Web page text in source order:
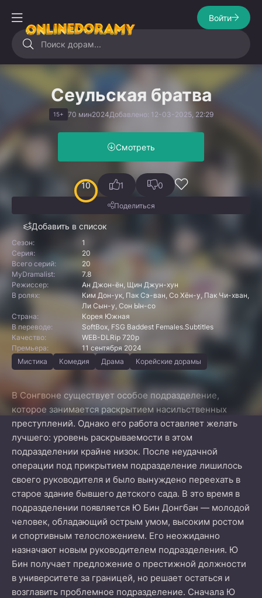
Войти
Сеульская братва
15+ 70 мин2024Добавлено: 12-03-2025, 22:29
Смотреть
10
Добавить в список
1 0
Поделиться
Сезон:
1
Серия:
20
Всего серий:
20
MyDramalist:
7.8
Режиссер:
Ан Джон-ён, Щин Джун-хун
В ролях:
Ким Дон-ук, Пак Сэ-ван, Со Хён-у, Пак Чи-хван,
Ли Сын-у, Сон Ын-со
Страна:
Корея Южная
В переводе:
SoftBox, FSG Baddest Females.Subtitles
Качество:
WEB-DLRip 720p
Премьера:
11 сентября 2024
Мистика
Комедия Драма Корейские дорамы
В Сонгвоне существует особое подразделение,
которое занимается раскрытием насильственных
преступлений. Однако его работа оставляет желать
лучшего: уровень раскрываемости в этом
подразделении крайне низок. После неудачной
операции под прикрытием подразделение лишилось
своего руководителя и было вынуждено переехать в
старое здание бывшего детского сада. В это время в
подразделении появляется Ю Бин Донгбан — молодой
человек, обладающий острым умом, высоким ростом
и спортивным телосложением. Его неожиданно
назначают новым руководителем подразделения. Ю
Бин получает предложение о престижной должности
в университете за границей, но решает остаться и
возглавить проблемное подразделение. Сначала Ю